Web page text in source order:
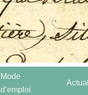
Mode
d’emploi